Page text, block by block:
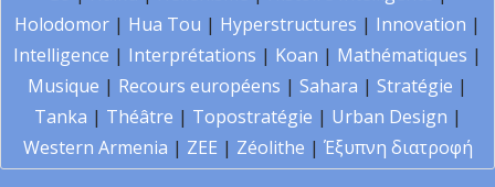
Holodomor | Hua Tou | Hyperstructures | Innovation |
Intelligence | Interprétations | Koan | Mathématiques |
Musique | Recours européens | Sahara | Stratégie |
Tanka | Théâtre | Topostratégie | Urban Design |
Western Armenia | ZEE | Zéolithe | Έξυπνη διατροφή